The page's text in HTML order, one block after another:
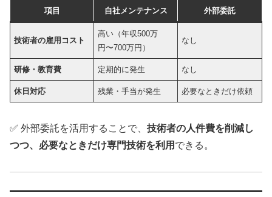
項目 自社メンテナンス 外部委託
技術者の雇用コスト
高い（年収500万
円〜700万円）
なし
研修・教育費 定期的に発生 なし
休日対応 残業・手当が発生 必要なときだけ依頼
✅ 外部委託を活用することで、 技術者の人件費を削減し
つつ、必要なときだけ専門技術を利用 できる。